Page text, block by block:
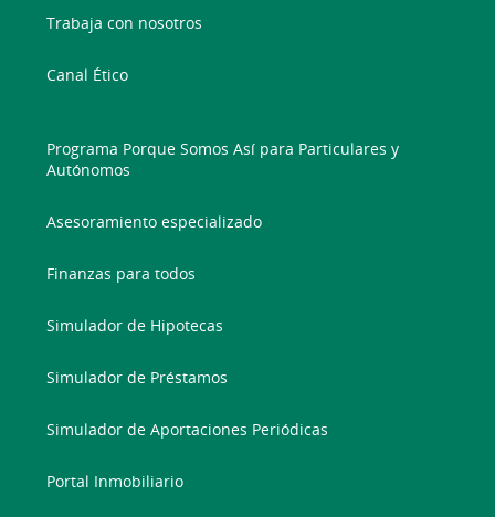
Trabaja con nosotros
Canal Ético
Programa Porque Somos Así para Particulares y
Autónomos
Asesoramiento especializado
Finanzas para todos
Simulador de Hipotecas
Simulador de Préstamos
Simulador de Aportaciones Periódicas
Portal Inmobiliario